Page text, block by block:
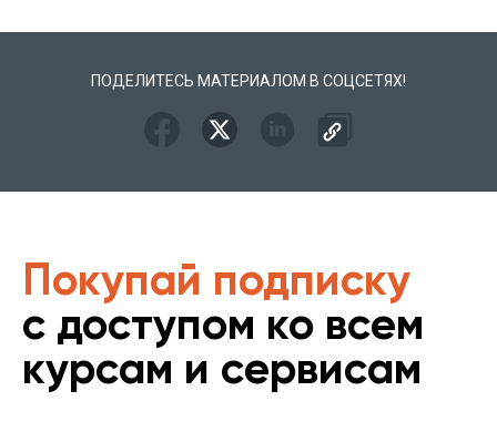
ПОДЕЛИТЕСЬ МАТЕРИАЛОМ В СОЦСЕТЯХ!
Покупай подписку
с доступом ко всем
курсам и сервисам